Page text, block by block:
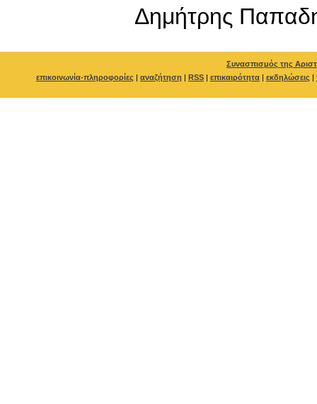
Δημήτρης
Συνασπισμός της
επικοινωνία-πληροφορίες | αναζήτηση | RSS | επικαιρότητα | εκδηλώσεις |